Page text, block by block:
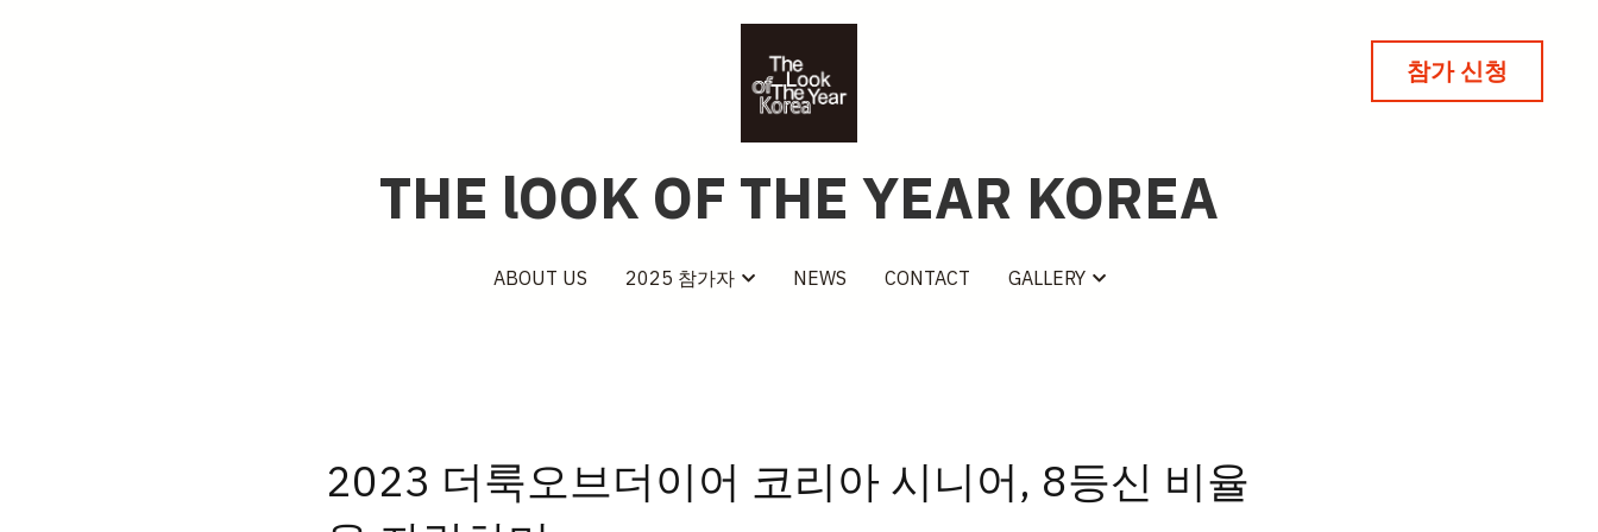
THE lOOK OF THE YEAR KOREA
ABOUT US 2025 참가자 NEWS CONTACT GALLERY
참가 신청
THE lOOK OF THE YEAR KOREA
ABOUT US 2025 참가자 NEWS CONTACT GALLERY
참가 신청
2023 더룩오브더이어 코리아 시니어, 8등신 비율